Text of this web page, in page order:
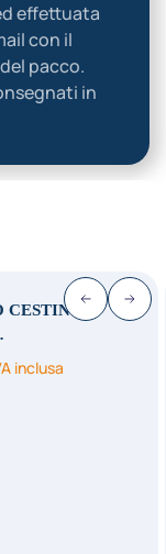
effettuata
con il
pacco.
in
CESTINO
inclusa